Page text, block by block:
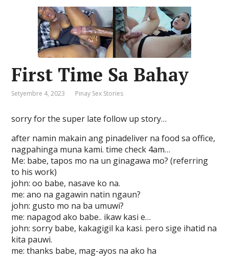
First Time Sa Bahay
Setyembre 4, 2023 Pinay Sex Stories
sorry for the super late follow up story…
after namin makain ang pinadeliver na food sa office,
nagpahinga muna kami. time check 4am…
Me: babe, tapos mo na un ginagawa mo? (referring
to his work)
john: oo babe, nasave ko na.
me: ano na gagawin natin ngaun?
john: gusto mo na ba umuwi?
me: napagod ako babe.. ikaw kasi e…
john: sorry babe, kakagigil ka kasi. pero sige ihatid na
kita pauwi.
me: thanks babe, mag-ayos na ako ha